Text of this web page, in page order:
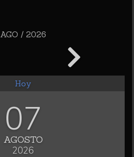
AGO / 2026
Hoy
07
AGOSTO
2026